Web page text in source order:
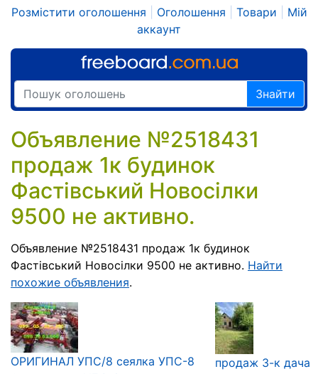
Розмістити оголошення Оголошення Товари
Мій
аккаунт
Знайти
Объявление №2518431
продаж 1к будинок
Фастівський Новосілки
9500 не активно.
Объявление №2518431 продаж 1к будинок
Фастівський Новосілки 9500 не активно. Найти
похожие объявления.
ОРИГИНАЛ УПС/8 сеялка УПС-8
продаж 3-к дача